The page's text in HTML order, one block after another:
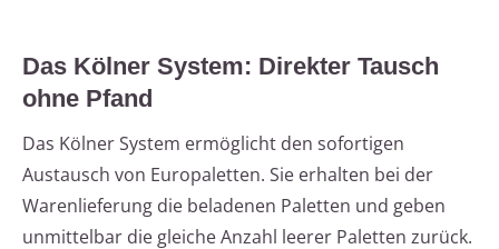
Das Kölner System: Direkter Tausch
ohne Pfand
Das Kölner System ermöglicht den sofortigen
Austausch von Europaletten. Sie erhalten bei der
Warenlieferung die beladenen Paletten und geben
unmittelbar die gleiche Anzahl leerer Paletten zurück.